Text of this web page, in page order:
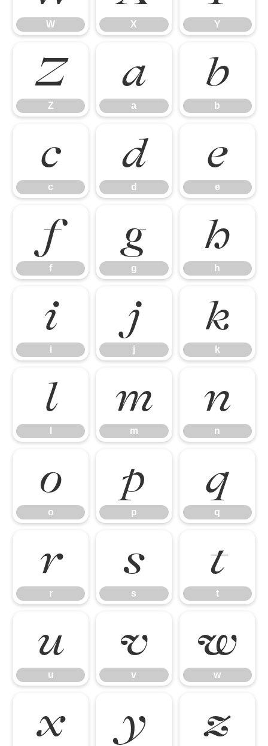
W X Y
Z
Z
a
a
b
b
c
c
d
d
e
e
f
f
g
g
h
h
i
i
j
j
k
k
l m
m
n
n
o
o
p
p
q
q
r
r
s
s
t
t
u
u
v
v
w
w
x y z